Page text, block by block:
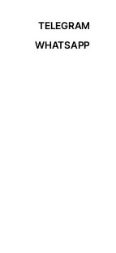
TELEGRAM
WHATSAPP